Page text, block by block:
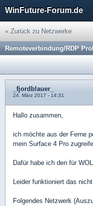
WinFuture-Forum.de
« Zurück zu Netzwerke
Remoteverbindung/RDP
_fjordblauer_
24. März 2017 - 14:31
Hallo zusammen,
ich möchte aus der Ferne
mein Surface 4 Pro
Dafür habe ich den für
Leider funktioniert das
Folgendes Netzwerk